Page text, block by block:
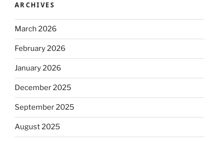
ARCHIVES
March 2026
February 2026
January 2026
December 2025
September 2025
August 2025